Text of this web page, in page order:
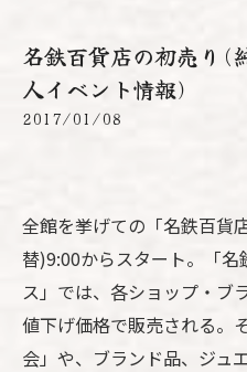
名鉄百貨店の初売り(
人イベント情報)
2017/01/08
全館を挙げての「名鉄百貨
替)9:00からスタート。「
ス」では、各ショップ・ブ
値下げ価格で販売される。
会」や、ブランド品、ジュ